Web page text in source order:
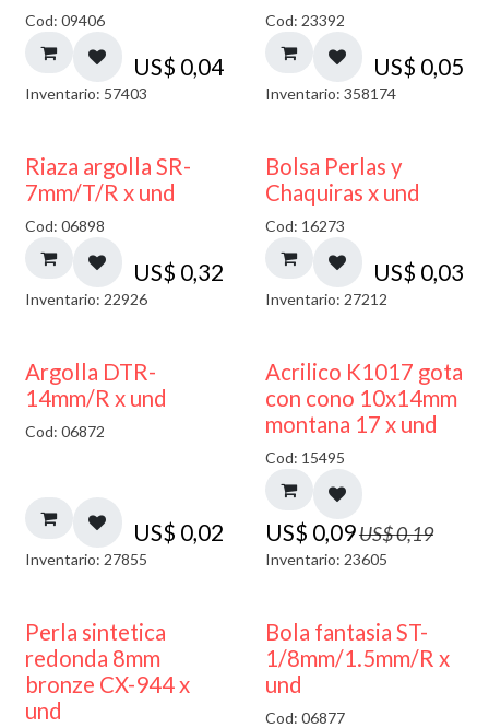
Cod: 09406
US$ 0,04
Inventario: 57403
Cod: 23392
US$ 0,05
Inventario: 358174
Riaza argolla SR-
7mm/T/R x und
Cod: 06898
US$ 0,32
Inventario: 22926
Bolsa Perlas y
Chaquiras x und
Cod: 16273
US$ 0,03
Inventario: 27212
Argolla DTR-
14mm/R x und
Cod: 06872
US$ 0,02
Inventario: 27855
50% DESCUENTO
Acrilico K1017 gota
con cono 10x14mm
montana 17 x und
Cod: 15495
US$ 0,09US$0,19
Inventario: 23605
Perla sintetica
redonda 8mm
bronze CX-944 x
und
Bola fantasia ST-
1/8mm/1.5mm/R x
und
Cod: 06877